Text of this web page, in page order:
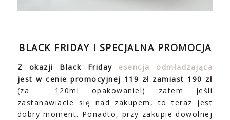
BLACK FRIDAY I SPECJALNA PROMOCJA
Z okazji Black Friday esencja odmładzająca
jest w cenie promocyjnej 119 zł zamiast 190 zł
(za 120ml opakowanie!) zatem jeśli
zastanawiacie się nad zakupem, to teraz jest
dobry moment. Ponadto, przy zakupie dowolnej